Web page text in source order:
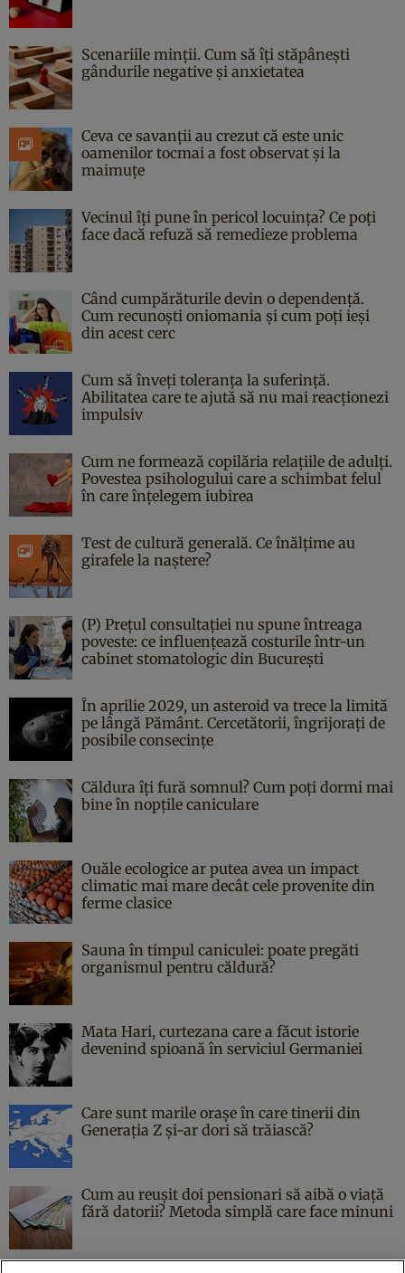
Scenariile minții. Cum să îți stăpânești
gândurile negative și anxietatea
Ceva ce savanții au crezut că este unic
oamenilor tocmai a fost observat și la
maimuțe
Vecinul îți pune în pericol locuința? Ce poți
face dacă refuză să remedieze problema
Când cumpărăturile devin o dependență.
Cum recunoști oniomania și cum poți ieși
din acest cerc
Cum să înveți toleranța la suferință.
Abilitatea care te ajută să nu mai reacționezi
impulsiv
Cum ne formează copilăria relațiile de adulți.
Povestea psihologului care a schimbat felul
în care înțelegem iubirea
Test de cultură generală. Ce înălțime au
girafele la naștere?
(P) Prețul consultației nu spune întreaga
poveste: ce influențează costurile într-un
cabinet stomatologic din București
În aprilie 2029, un asteroid va trece la limită
pe lângă Pământ. Cercetătorii, îngrijorați de
posibile consecințe
Căldura îți fură somnul? Cum poți dormi mai
bine în nopțile caniculare
Ouăle ecologice ar putea avea un impact
climatic mai mare decât cele provenite din
ferme clasice
Sauna în timpul caniculei: poate pregăti
organismul pentru căldură?
Mata Hari, curtezana care a făcut istorie
devenind spioană în serviciul Germaniei
Care sunt marile orașe în care tinerii din
Generația Z și-ar dori să trăiască?
Cum au reușit doi pensionari să aibă o viață
fără datorii? Metoda simplă care face minuni